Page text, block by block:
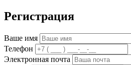
Регистрация
Ваше имя
Телефон
Электронная почта